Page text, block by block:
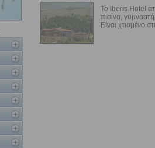
Το Iberis Hotel
πισίνα,
Είναι χτισμένο